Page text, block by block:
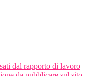
dal rapporto di lavoro